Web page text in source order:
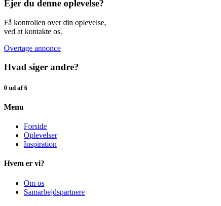
Ejer du denne oplevelse?
Få kontrollen over din oplevelse,
ved at kontakte os.
Overtage annonce
Hvad siger andre?
0 ud af 6
Menu
Forside
Oplevelser
Inspiration
Hvem er vi?
Om os
Samarbejdspartnere